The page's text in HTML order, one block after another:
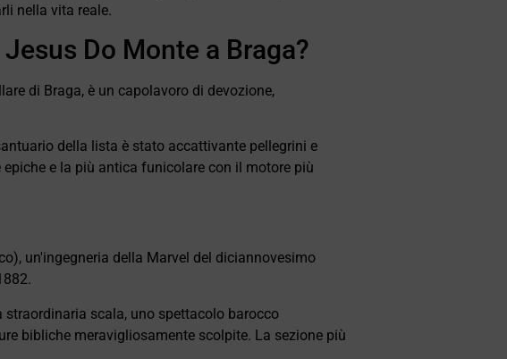
nella vita reale.
Do Monte a Braga?
di Braga, è un capolavoro di devozione,
della lista è stato accattivante pellegrini e
e la più antica funicolare con il motore più
un'ingegneria della Marvel del diciannovesimo
scala, uno spettacolo barocco
bibliche meravigliosamente scolpite. La sezione più